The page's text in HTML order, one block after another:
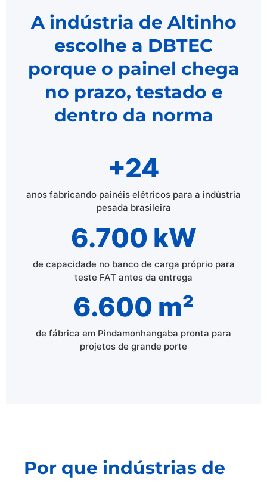
A indústria de Altinho
escolhe a DBTEC
porque o painel chega
no prazo, testado e
dentro da norma
+24
anos fabricando painéis elétricos para a indústria
pesada brasileira
6.700 kW
de capacidade no banco de carga próprio para
teste FAT antes da entrega
6.600 m²
de fábrica em Pindamonhangaba pronta para
projetos de grande porte
Por que indústrias de